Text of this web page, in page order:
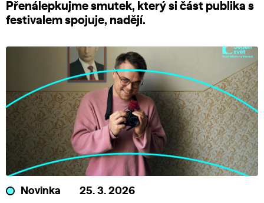
Přenálepkujme smutek, který si část publika s
festivalem spojuje, nadějí.
Novinka 25. 3. 2026